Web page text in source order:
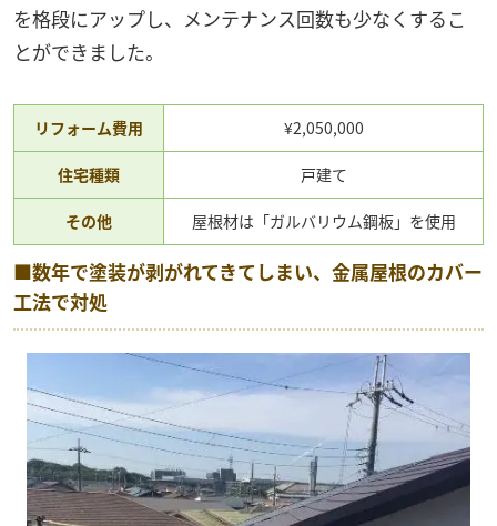
を格段にアップし、メンテナンス回数も少なくするこ
とができました。
リフォーム費用 ¥2,050,000
住宅種類 戸建て
その他 屋根材は「ガルバリウム鋼板」を使用
■数年で塗装が剥がれてきてしまい、金属屋根のカバー
工法で対処